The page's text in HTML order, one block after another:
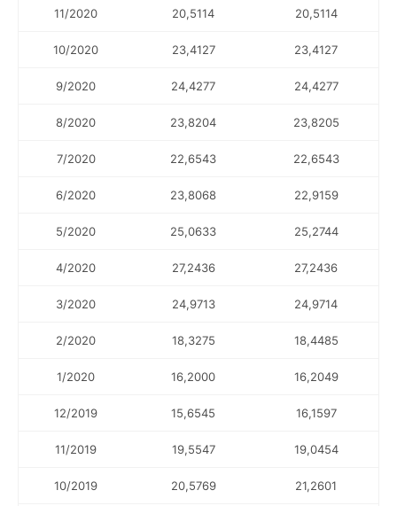
11/2020 20,5114 20,5114
10/2020 23,4127 23,4127
9/2020 24,4277 24,4277
8/2020 23,8204 23,8205
7/2020 22,6543 22,6543
6/2020 23,8068 22,9159
5/2020 25,0633 25,2744
4/2020 27,2436 27,2436
3/2020 24,9713 24,9714
2/2020 18,3275 18,4485
1/2020 16,2000 16,2049
12/2019 15,6545 16,1597
11/2019 19,5547 19,0454
10/2019 20,5769 21,2601